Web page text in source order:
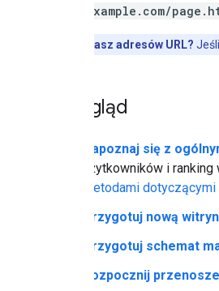
example.com/
Nie zmieniasz adresów URL?
Przegląd
Zapoznaj się z
użytkowników i
metodami
Przygotuj nową
Przygotuj schemat
Rozpocznij